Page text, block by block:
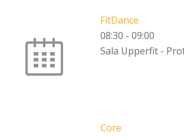
FitDance
08:30 - 09:00
Sala Upperfit -
Core